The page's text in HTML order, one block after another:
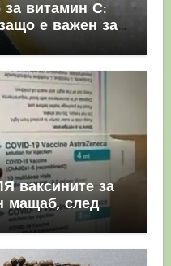
витамин С:
е важен за
ваксините за
мащаб, след